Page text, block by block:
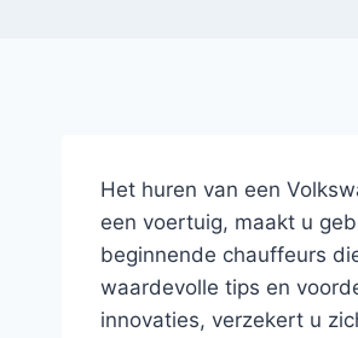
Het huren van een
een voertuig, maakt u
beginnende chauffeurs
waardevolle tips en
innovaties, verzekert u